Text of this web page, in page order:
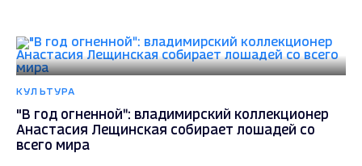
КУЛЬТУРА
"В год огненной": владимирский коллекционер
Анастасия Лещинская собирает лошадей со
всего мира